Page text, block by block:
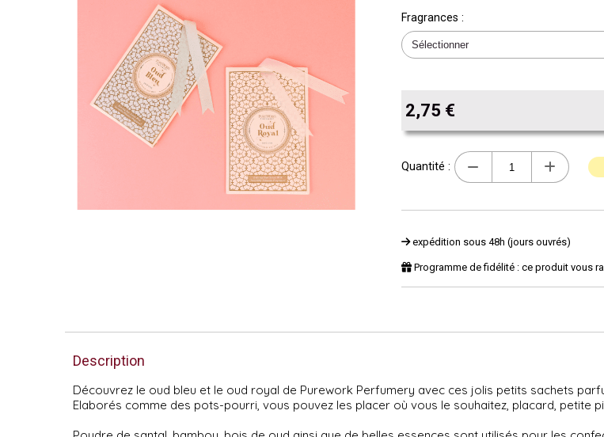
Fragrances :
2,75 €
Quantité :
expédition sous 48h (jours ouvrés)
Programme de fidélité : ce produit vous
Description
Découvrez le oud bleu et le oud royal de Purework Perfumery avec ces jolis petits sachets
Elaborés comme des pots-pourri, vous pouvez les placer où vous le souhaitez, placard, petite